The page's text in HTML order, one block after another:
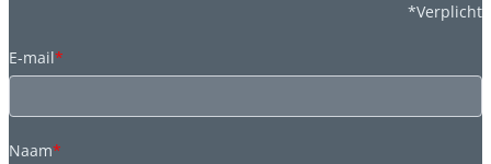
*Verplicht
E-mail*
Naam*